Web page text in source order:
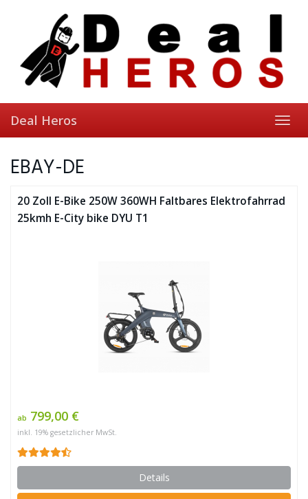
Deal Heros
EBAY-DE
20 Zoll E-Bike 250W 360WH Faltbares Elektrofahrrad
25kmh E-City bike DYU T1
ab 799,00 €
inkl. 19% gesetzlicher MwSt.
Details